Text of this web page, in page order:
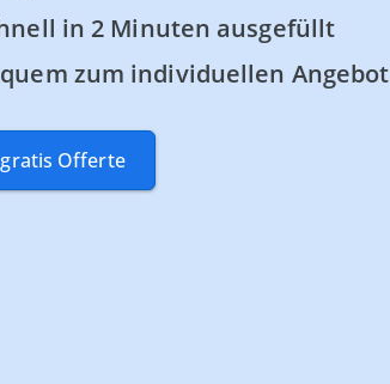
in 2 Minuten ausgefüllt
zum individuellen Angebot
Offerte